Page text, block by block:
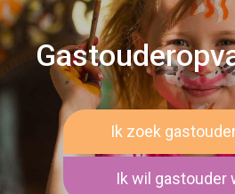
Ik zoek
Ik wil gastouder